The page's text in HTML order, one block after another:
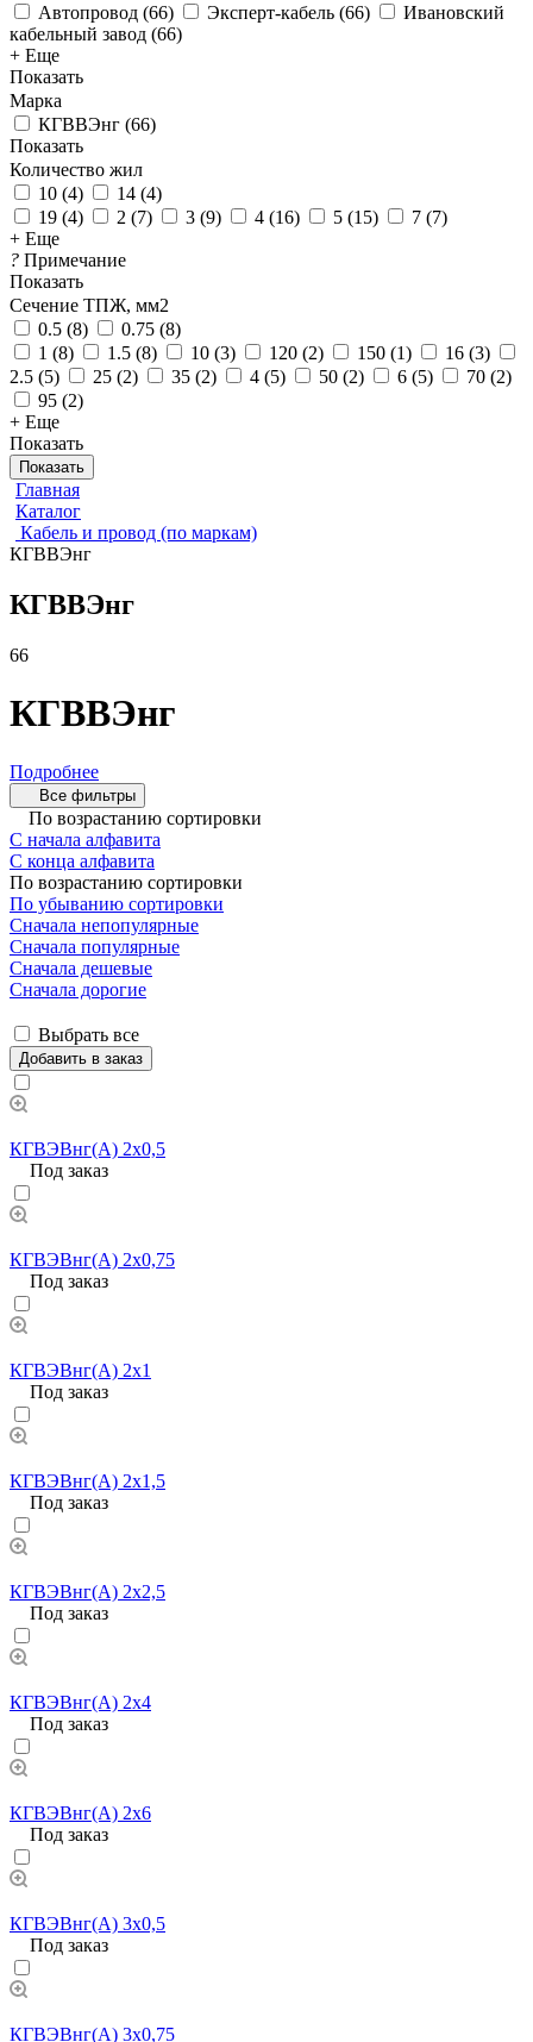
Автопровод (66) Эксперт-кабель (66)
Ивановский
кабельный завод (66)
+ Еще
Показать
Марка
КГВВЭнг (66)
Показать
Количество жил
10 (4) 14 (4)
19 (4) 2 (7) 3 (9) 4 (16) 5 (15) 7 (7)
+ Еще
? Примечание
Показать
Сечение ТПЖ, мм2
0.5 (8) 0.75 (8)
1 (8) 1.5 (8) 10 (3) 120 (2) 150 (1) 16 (3)
2.5 (5) 25 (2) 35 (2) 4 (5) 50 (2) 6 (5) 70 (2)
95 (2)
+ Еще
Показать
Показать
Главная
Каталог
Кабель и провод (по маркам)
КГВВЭнг
КГВВЭнг
66
КГВВЭнг
Подробнее
Все фильтры
По возрастанию сортировки
С начала алфавита
С конца алфавита
По возрастанию сортировки
По убыванию сортировки
Сначала непопулярные
Сначала популярные
Сначала дешевые
Сначала дорогие
Выбрать все
Добавить в заказ
КГВЭВнг(А) 2х0,5
Под заказ
КГВЭВнг(А) 2х0,75
Под заказ
КГВЭВнг(А) 2х1
Под заказ
КГВЭВнг(А) 2х1,5
Под заказ
КГВЭВнг(А) 2х2,5
Под заказ
КГВЭВнг(А) 2х4
Под заказ
КГВЭВнг(А) 2х6
Под заказ
КГВЭВнг(А) 3х0,5
Под заказ
КГВЭВнг(А) 3х0,75